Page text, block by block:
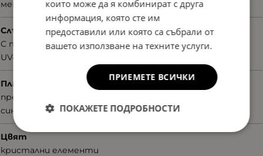
метал
Слънцезащита
С поляризация
UV400nm
Плаки
преливащи
сини
Цвят
кристални елементи
които може да я комбинират с друга
информация, която сте им
предоставили или която са събрали от
вашето използване на техните услуги.
ПРИЕМЕТЕ ВСИЧКИ
ПОКАЖЕТЕ ПОДРОБНОСТИ